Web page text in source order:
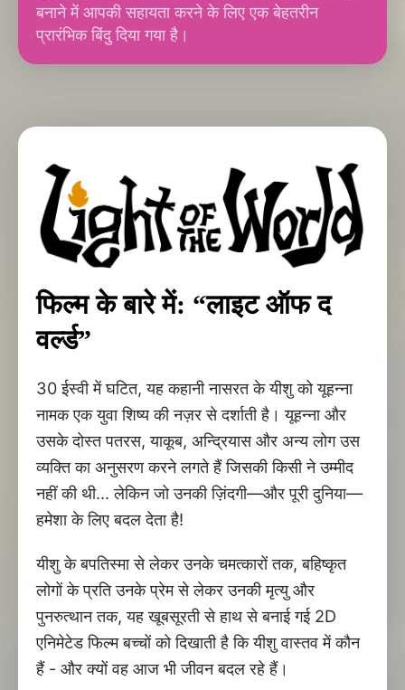
बनाने में आपकी सहायता करने के लिए एक बेहतरीन
प्रारंभिक बिंदु दिया गया है।
फिल्म के बारे में: “लाइट ऑफ द
वर्ल्ड”
30 ईस्वी में घटित, यह कहानी नासरत के यीशु को यूहन्ना
नामक एक युवा शिष्य की नज़र से दर्शाती है। यूहन्ना और
उसके दोस्त पतरस, याकूब, अन्द्रियास और अन्य लोग उस
व्यक्ति का अनुसरण करने लगते हैं जिसकी किसी ने उम्मीद
नहीं की थी... लेकिन जो उनकी ज़िंदगी—और पूरी दुनिया—
हमेशा के लिए बदल देता है!
यीशु के बपतिस्मा से लेकर उनके चमत्कारों तक, बहिष्कृत
लोगों के प्रति उनके प्रेम से लेकर उनकी मृत्यु और
पुनरुत्थान तक, यह खूबसूरती से हाथ से बनाई गई 2D
एनिमेटेड फिल्म बच्चों को दिखाती है कि यीशु वास्तव में कौन
हैं - और क्यों वह आज भी जीवन बदल रहे हैं।